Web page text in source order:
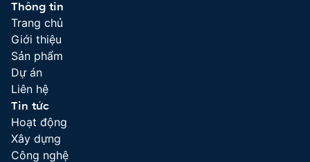
Thông tin
Trang chủ
Giới thiệu
Sản phẩm
Dự án
Liên hệ
Tin tức
Hoạt động
Xây dựng
Công nghệ